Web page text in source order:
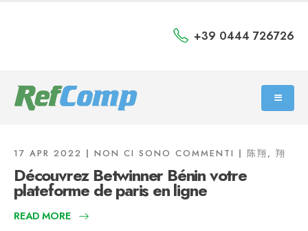
+39 0444 726726
17 APR 2022 NON CI SONO COMMENTI 陈翔, 翔
Découvrez Betwinner Bénin votre
plateforme de paris en ligne
READ MORE